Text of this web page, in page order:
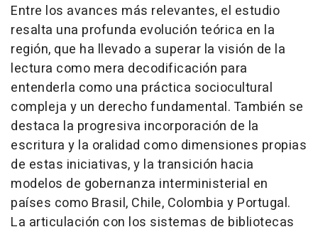
Entre los avances más relevantes, el estudio
resalta una profunda evolución teórica en la
región, que ha llevado a superar la visión de la
lectura como mera decodificación para
entenderla como una práctica sociocultural
compleja y un derecho fundamental. También se
destaca la progresiva incorporación de la
escritura y la oralidad como dimensiones propias
de estas iniciativas, y la transición hacia
modelos de gobernanza interministerial en
países como Brasil, Chile, Colombia y Portugal.
La articulación con los sistemas de bibliotecas